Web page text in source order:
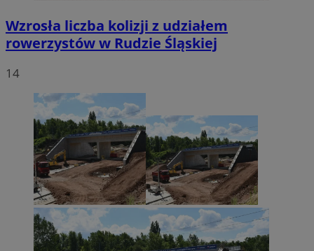
Wzrosła liczba kolizji z udziałem
rowerzystów w Rudzie Śląskiej
14